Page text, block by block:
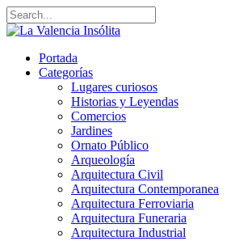
Portada
Categorías
Lugares curiosos
Historias y Leyendas
Comercios
Jardines
Ornato Público
Arqueología
Arquitectura Civil
Arquitectura Contemporanea
Arquitectura Ferroviaria
Arquitectura Funeraria
Arquitectura Industrial